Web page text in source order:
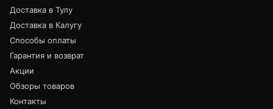
Доставка в Тулу
Доставка в Калугу
Способы оплаты
Гарантия и возврат
Акции
Обзоры товаров
Контакты